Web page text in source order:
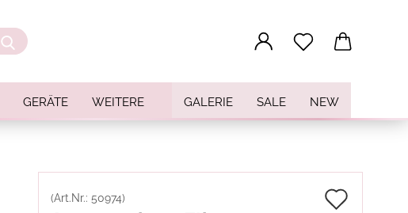
Suche...
GERÄTE GALERIE SALE NEW
WEITERE
(Art.Nr.: 50974)